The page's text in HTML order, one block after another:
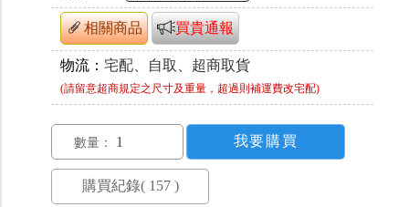
相關商品 買貴通報
物流： 宅配、自取、超商取貨
(請留意超商規定之尺寸及重量，超過則補運費改宅配)
數量：